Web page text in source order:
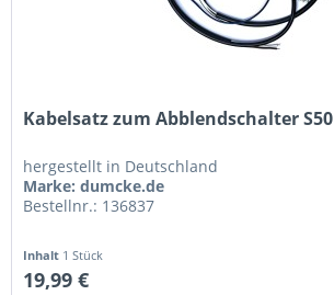
Kabelsatz zum Abblendschalter S50
hergestellt in Deutschland
Marke: dumcke.de
Bestellnr.: 136837
Inhalt 1 Stück
19,99 €